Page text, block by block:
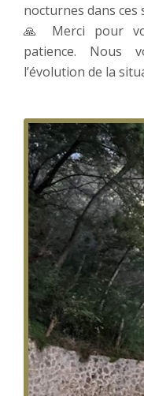
nocturnes dans ces
🙏 Merci pour
patience. Nous
l’évolution de la